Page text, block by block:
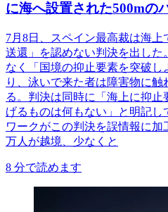
に海へ設置された500mの
7月8日、スペイン最高裁は海
送還」を認めない判決を出し
なく「国境の抑止要素を突破
り、泳いで来た者は障害物に
る。判決は同時に「海上に抑
げるものは何もない」と明記し
ワークがこの判決を誤情報に
万人が越境、少なくと
8 分で読めます